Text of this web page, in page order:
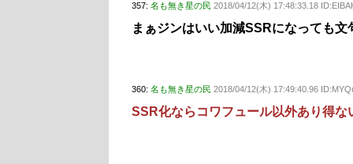
357: 名も無き星の民 2018/04/12(木) 17:48:33.18
まぁジンはいい加減SSRになっても文
360: 名も無き星の民 2018/04/12(木) 17:49:40.96
SSR化ならコワフュール以外あり得な